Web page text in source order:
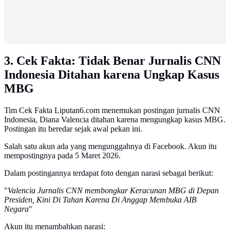
3. Cek Fakta: Tidak Benar Jurnalis CNN
Indonesia Ditahan karena Ungkap Kasus
MBG
Tim Cek Fakta Liputan6.com menemukan postingan jurnalis CNN
Indonesia, Diana Valencia ditahan karena mengungkap kasus MBG.
Postingan itu beredar sejak awal pekan ini.
Salah satu akun ada yang mengunggahnya di Facebook. Akun itu
mempostingnya pada 5 Maret 2026.
Dalam postingannya terdapat foto dengan narasi sebagai berikut:
"Valencia Jurnalis CNN membongkar Keracunan MBG di Depan
Presiden, Kini Di Tahan Karena Di Anggap Membuka AIB
Negara"
Akun itu menambahkan narasi: